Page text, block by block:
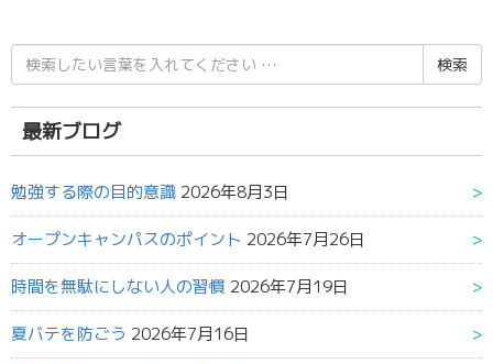
検
索
結
果:
最新ブログ
勉強する際の目的意識 2026年8月3日
オープンキャンパスのポイント 2026年7月26日
時間を無駄にしない人の習慣 2026年7月19日
夏バテを防ごう 2026年7月16日